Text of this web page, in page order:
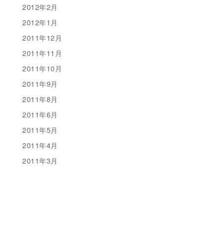
2012年2月
2012年1月
2011年12月
2011年11月
2011年10月
2011年9月
2011年8月
2011年6月
2011年5月
2011年4月
2011年3月